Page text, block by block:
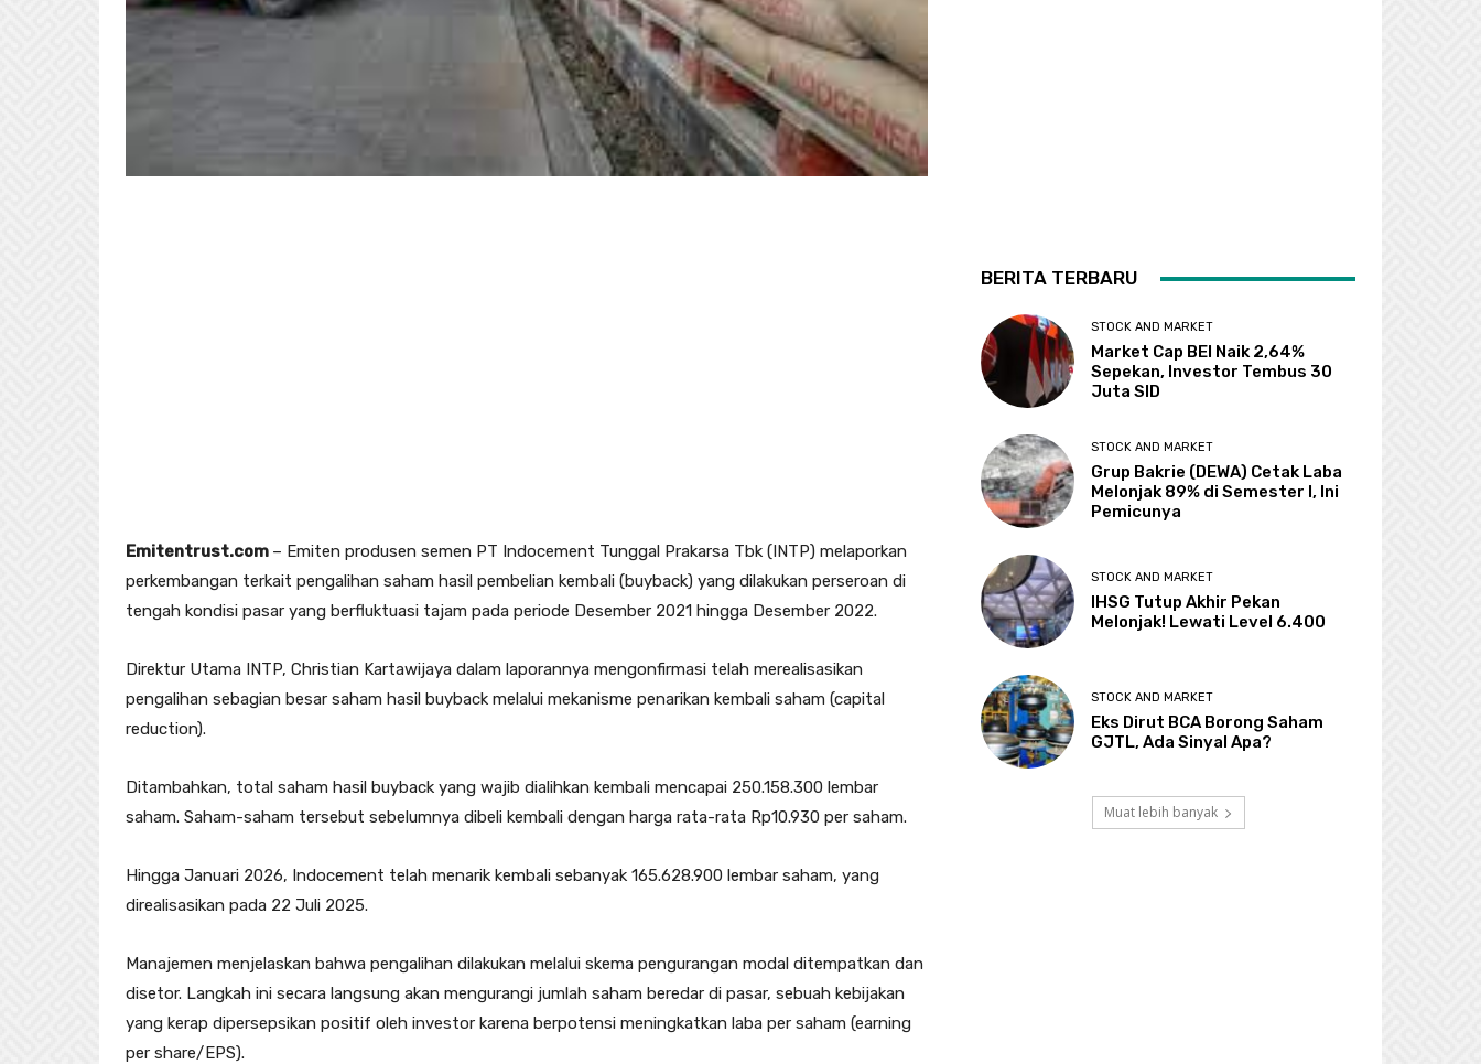
Emitentrust.com – Emiten produsen semen PT Indocement Tunggal Prakarsa Tbk (INTP) melaporkan
perkembangan terkait pengalihan saham hasil pembelian kembali (buyback) yang dilakukan perseroan di
tengah kondisi pasar yang berfluktuasi tajam pada periode Desember 2021 hingga Desember 2022.
Direktur Utama INTP, Christian Kartawijaya dalam laporannya mengonfirmasi telah merealisasikan
pengalihan sebagian besar saham hasil buyback melalui mekanisme penarikan kembali saham (capital
reduction).
Ditambahkan, total saham hasil buyback yang wajib dialihkan kembali mencapai 250.158.300 lembar
saham. Saham-saham tersebut sebelumnya dibeli kembali dengan harga rata-rata Rp10.930 per saham.
Hingga Januari 2026, Indocement telah menarik kembali sebanyak 165.628.900 lembar saham, yang
direalisasikan pada 22 Juli 2025.
Manajemen menjelaskan bahwa pengalihan dilakukan melalui skema pengurangan modal ditempatkan dan
disetor. Langkah ini secara langsung akan mengurangi jumlah saham beredar di pasar, sebuah kebijakan
yang kerap dipersepsikan positif oleh investor karena berpotensi meningkatkan laba per saham (earning
per share/EPS).
BERITA TERBARU
STOCK AND MARKET
Market Cap BEI Naik 2,64%
Sepekan, Investor Tembus 30
Juta SID
STOCK AND MARKET
Grup Bakrie (DEWA) Cetak Laba
Melonjak 89% di Semester I, Ini
Pemicunya
STOCK AND MARKET
IHSG Tutup Akhir Pekan
Melonjak! Lewati Level 6.400
STOCK AND MARKET
Eks Dirut BCA Borong Saham
GJTL, Ada Sinyal Apa?
Muat lebih banyak